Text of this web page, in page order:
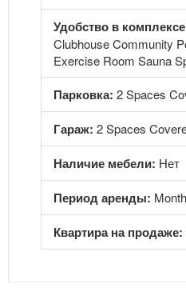
Удобство в
Clubhouse Community
Exercise Room Sauna
Парковка: 2 Spaces
Гараж: 2 Spaces
Наличие мебели: Нет
Период аренды:
Квартира на продаже: